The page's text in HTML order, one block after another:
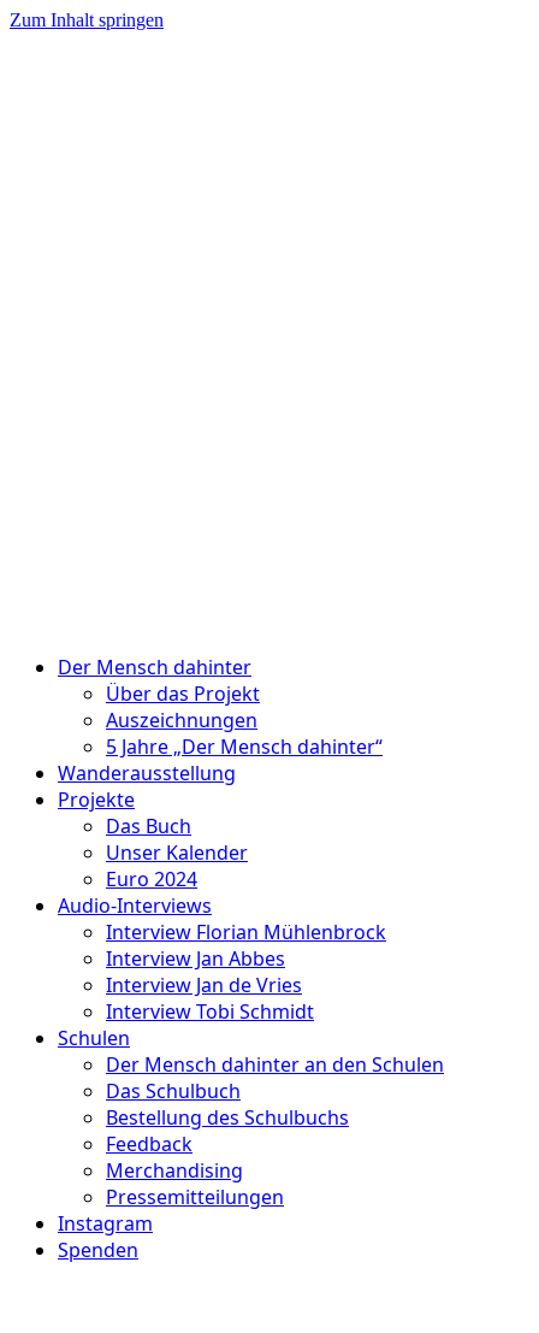
Zum Inhalt springen
Der Mensch dahinter
Über das Projekt
Auszeichnungen
5 Jahre „Der Mensch dahinter“
Wanderausstellung
Projekte
Das Buch
Unser Kalender
Euro 2024
Audio-Interviews
Interview Florian Mühlenbrock
Interview Jan Abbes
Interview Jan de Vries
Interview Tobi Schmidt
Schulen
Der Mensch dahinter an den Schulen
Das Schulbuch
Bestellung des Schulbuchs
Feedback
Merchandising
Pressemitteilungen
Instagram
Spenden